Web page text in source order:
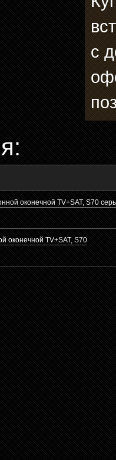
с
оконечной TV+SAT, S70
оконечной TV+SAT, S70